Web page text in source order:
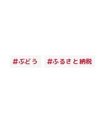
ぶどう ふるさと納税